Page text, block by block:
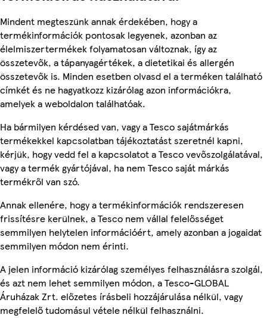
Mindent megteszünk annak érdekében, hogy a
termékinformációk pontosak legyenek, azonban az
élelmiszertermékek folyamatosan változnak, így az
összetevők, a tápanyagértékek, a dietetikai és allergén
összetevők is. Minden esetben olvasd el a terméken található
címkét és ne hagyatkozz kizárólag azon információkra,
amelyek a weboldalon találhatóak.
Ha bármilyen kérdésed van, vagy a Tesco sajátmárkás
termékekkel kapcsolatban tájékoztatást szeretnél kapni,
kérjük, hogy vedd fel a kapcsolatot a Tesco vevőszolgálatával,
vagy a termék gyártójával, ha nem Tesco saját márkás
termékről van szó.
Annak ellenére, hogy a termékinformációk rendszeresen
frissítésre kerülnek, a Tesco nem vállal felelősséget
semmilyen helytelen információért, amely azonban a jogaidat
semmilyen módon nem érinti.
A jelen információ kizárólag személyes felhasználásra szolgál,
és azt nem lehet semmilyen módon, a Tesco-GLOBAL
Áruházak Zrt. előzetes írásbeli hozzájárulása nélkül, vagy
megfelelő tudomásul vétele nélkül felhasználni.